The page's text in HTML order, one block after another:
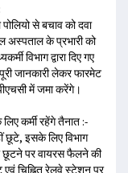
से बचाव को दवा
अस्पताल के प्रभारी को
विभाग द्वारा दिए गए
जानकारी लेकर फारमेट
में जमा करेंगे।
कर्मी रहेंगे तैनात :-
छूटे, इसके लिए विभाग
छूटने पर वायरस फैलने की
चिह्नित रेलवे स्टेशन पर